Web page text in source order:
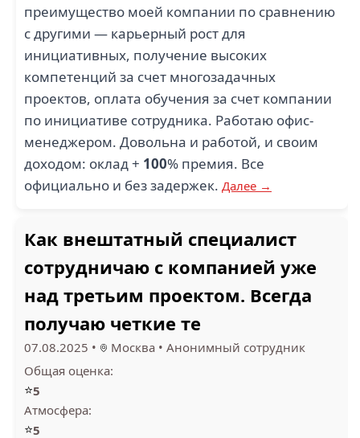
преимущество моей компании по сравнению
с другими — карьерный рост для
инициативных, получение высоких
компетенций за счет многозадачных
проектов, оплата обучения за счет компании
по инициативе сотрудника. Работаю офис-
менеджером. Довольна и работой, и своим
доходом: оклад + 100% премия. Все
официально и без задержек. Далее →
Как внештатный специалист
сотрудничаю с компанией уже
над третьим проектом. Всегда
получаю четкие те
07.08.2025 • Москва • Анонимный сотрудник
Общая оценка:
⭐5
Атмосфера:
⭐5